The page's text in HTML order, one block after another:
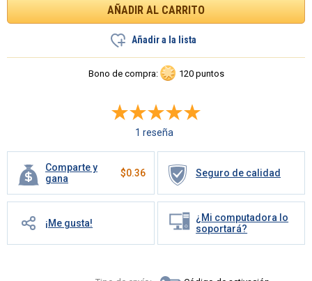
Añadir a la lista
Bono de compra: 120 puntos
1 reseña
Comparte y
gana
$0.36 Seguro de calidad
¡Me gusta!
¿Mi computadora lo
soportará?